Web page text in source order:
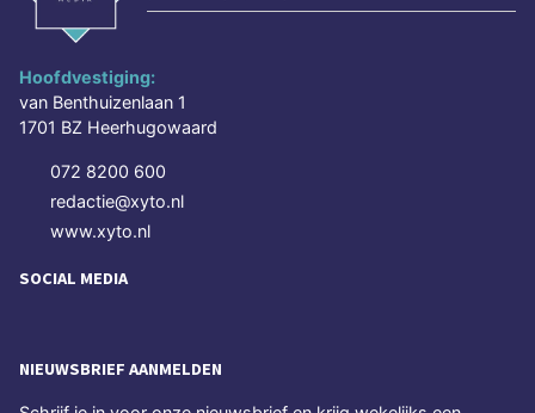
Hoofdvestiging:
van Benthuizenlaan 1
1701 BZ Heerhugowaard
072 8200 600
redactie@xyto.nl
www.xyto.nl
SOCIAL MEDIA
NIEUWSBRIEF AANMELDEN